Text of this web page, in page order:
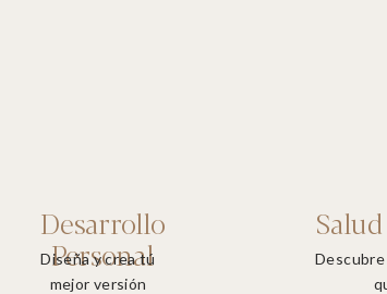
Desarrollo
Personal
Diseña y crea tú
mejor versión